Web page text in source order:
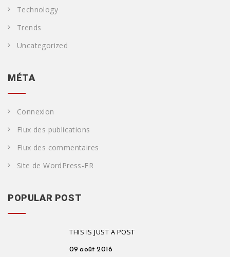
Technology
Trends
Uncategorized
MÉTA
Connexion
Flux des publications
Flux des commentaires
Site de WordPress-FR
POPULAR POST
THIS IS JUST A POST
09 août 2016